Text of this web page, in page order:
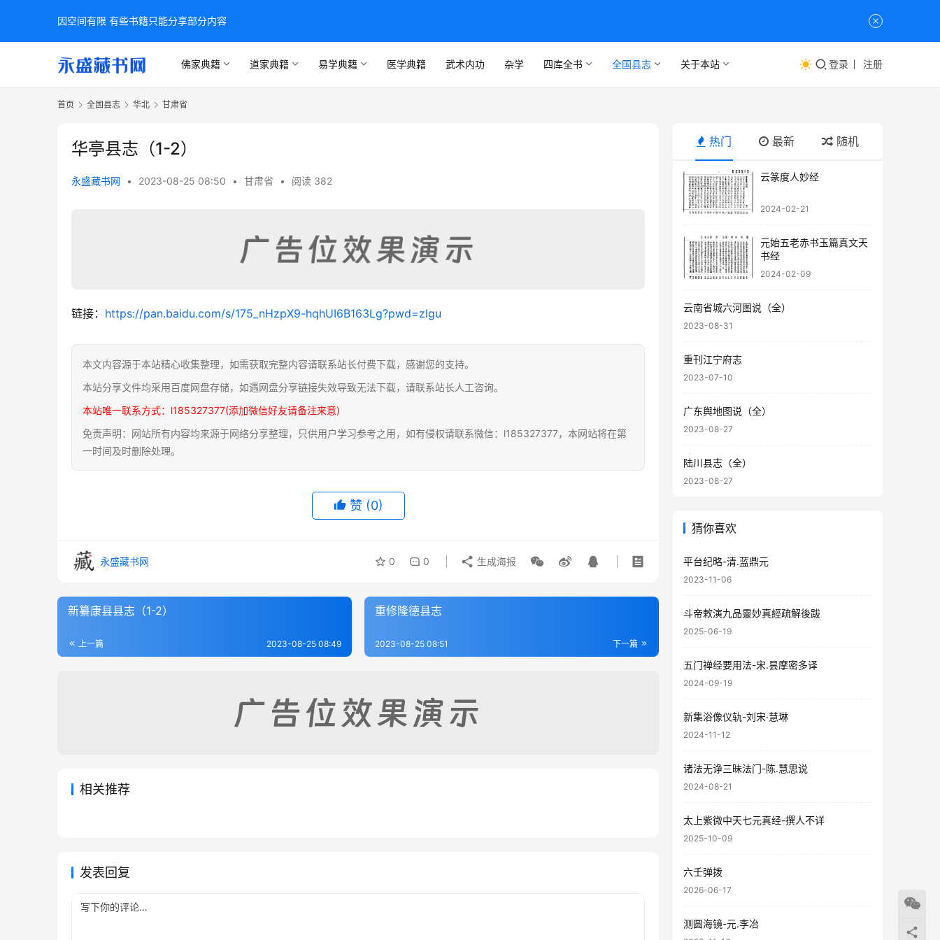
佛家典籍 道家典籍 易学典籍 医学典籍 武术内功 杂学 四库全书 全国县志 关于本站 登录 注册
首页 全国县志 华北 甘肃省
华亭县志（1-2）
永盛藏书网 • 2023-08-25 08:50 • 甘肃省 • 阅读 382
链接： https://pan.baidu.com/s/175_nHzpX9-hqhUI6B163Lg?pwd=zlgu
本文内容源于本站精心收集整理，如需获取完整内容请联系站长付费下载，感谢您的支持。
本站分享文件均采用百度网盘存储，如遇网盘分享链接失效导致无法下载，请联系站长人工咨询。
本站唯一联系方式：l185327377(添加微信好友请备注来意)
免责声明：网站所有内容均来源于网络分享整理，只供用户学习参考之用，如有侵权请联系微信：l185327377，本网站将在第
一时间及时删除处理。
赞 (0)
永盛藏书网 0 0 生成海报
新纂康县县志（1-2）
上一篇 2023-08-25 08:49
重修隆德县志
下一篇
2023-08-25 08:51
相关推荐
发表回复
热门 最新 随机
云篆度人妙经
2024-02-21
元始五老赤书玉篇真文天
书经
2024-02-09
云南省城六河图说（全）
2023-08-31
重刊江宁府志
2023-07-10
广东舆地图说（全）
2023-08-27
陆川县志（全）
2023-08-27
猜你喜欢
平台纪略-清.蓝鼎元
2023-11-06
斗帝敕演九品靈妙真經疏解後跋
2025-06-19
五门禅经要用法-宋.昙摩密多译
2024-09-19
新集浴像仪轨-刘宋·慧琳
2024-11-12
诸法无诤三昧法门-陈.慧思说
2024-08-21
太上紫微中天七元真经-撰人不详
2025-10-09
六壬弹拨
2026-06-17
测圆海镜-元.李冶
因空间有限 有些书籍只能分享部分内容